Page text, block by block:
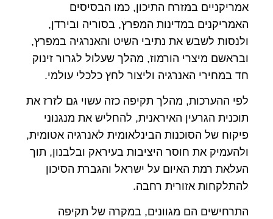
אמריקניים במזרח התיכון, כמו הבסיסים
האמריקנים במדינות המפרץ, בסוריה ובירדן,
ולנסות לשבש את נתיבי השיט והאנרגיה במפרץ,
ובראשם מיצרי הורמוז, מהלך שעלול לגרור זינוק
חד במחירי האנרגיה וליצור לחץ כלכלי עולמי.
לפי ההערכות, מהלך תקיפה כזה עשוי גם לזרז את
תוכנית הגרעין האיראנית, להחליש את מנגנוני
פיקוח של הסוכנות הבינלאומית לאנרגיה אטומית,
ולהעמיק את חוסר היציבות בעיראק ובלבנון, תוך
העלאת רמת האיום על ישראל והגברת הסיכון
להתלקחות אזורית רחבה.
התרחישים הם מגוונים, במקרה של תקיפה